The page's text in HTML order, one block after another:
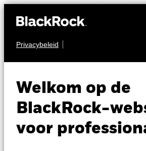
Privacybeleid
Welkom op de
BlackRock-
voor
OBLIGATIES
Markets
Bond Index
(LU)